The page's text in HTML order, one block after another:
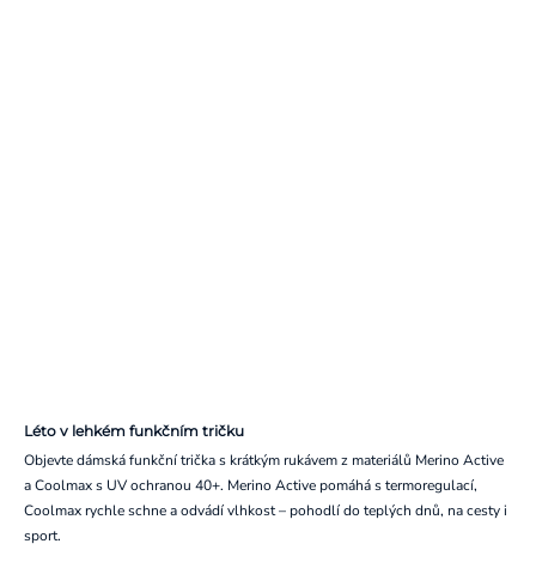
Léto v lehkém funkčním tričku
Objevte dámská funkční trička s krátkým rukávem z materiálů Merino Active
a Coolmax s UV ochranou 40+. Merino Active pomáhá s termoregulací,
Coolmax rychle schne a odvádí vlhkost – pohodlí do teplých dnů, na cesty i
sport.